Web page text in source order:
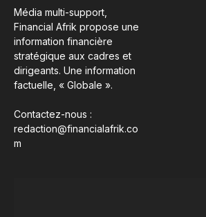
Média multi-support,
Financial Afrik propose une
information financière
stratégique aux cadres et
dirigeants. Une information
factuelle, « Globale ».
Contactez-nous :
redaction@financialafrik.co
m